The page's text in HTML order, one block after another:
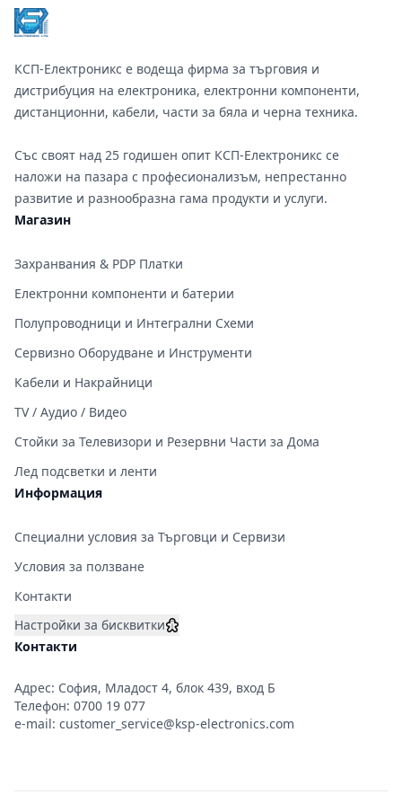
КСП-Електроникс е водеща фирма за търговия и
дистрибуция на електроника, електронни компоненти,
дистанционни, кабели, части за бяла и черна техника.
Със своят над 25 годишен опит КСП-Електроникс се
наложи на пазара с професионализъм, непрестанно
развитие и разнообразна гама продукти и услуги.
Магазин
Захранвания & PDP Платки
Електронни компоненти и батерии
Полупроводници и Интегрални Схеми
Сервизно Оборудване и Инструменти
Кабели и Накрайници
TV / Аудио / Видео
Стойки за Телевизори и Резервни Части за Дома
Лед подсветки и ленти
Информация
Специални условия за Търговци и Сервизи
Условия за ползване
Контакти
Настройки за бисквитки
Контакти
Адрес: София, Младост 4, блок 439, вход Б
Телефон: 0700 19 077
e-mail: customer_service@ksp-electronics.com